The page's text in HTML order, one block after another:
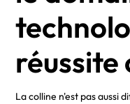
réussite
La colline n'est pas aussi